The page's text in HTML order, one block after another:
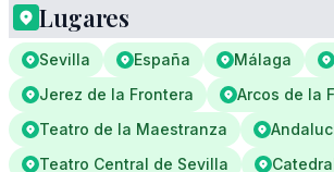
Lugares
Sevilla España Málaga
Jerez de la Frontera
Arcos de la
Teatro de la Maestranza
Teatro Central de Sevilla